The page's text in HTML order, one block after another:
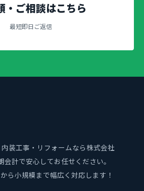
・ご相談はこちら
最短即日ご返信
装工事・リフォームなら株式会社
会計で安心してお任せください。
ら小規模まで幅広く対応します！